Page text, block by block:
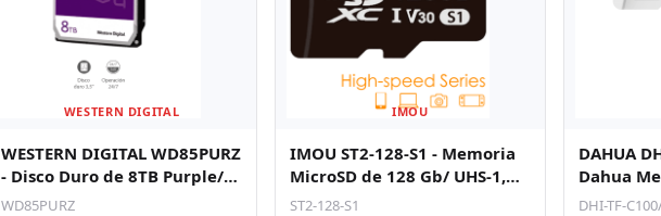
WESTERN DIGITAL
WESTERN DIGITAL WD85PURZ
- Disco Duro de 8TB Purple/
Especial para Videovigilanc
WD85PURZ
IMOU
IMOU ST2-128-S1 - Memoria
MicroSD de 128 Gb/ UHS-1,
Clase 10, U3, V30/ 3D TLC NA
ST2-128-S1
DAHUA
Dahua
32 GB
DHI-TF-